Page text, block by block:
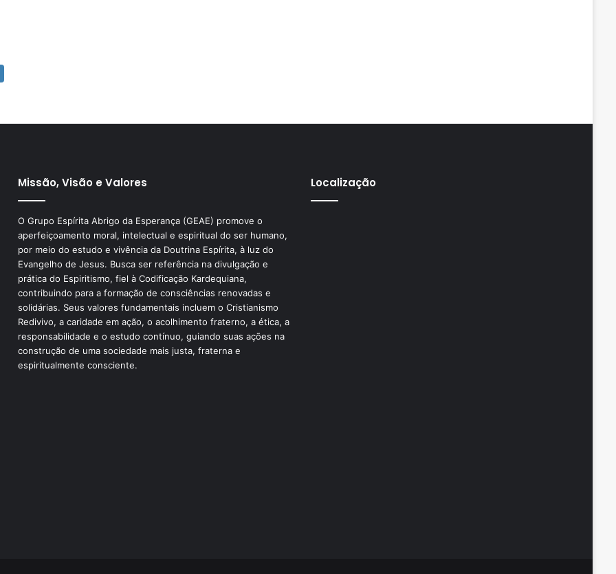
Missão, Visão e Valores
O Grupo Espírita Abrigo da Esperança (GEAE) promove o
aperfeiçoamento moral, intelectual e espiritual do ser humano,
por meio do estudo e vivência da Doutrina Espírita, à luz do
Evangelho de Jesus. Busca ser referência na divulgação e
prática do Espiritismo, fiel à Codificação Kardequiana,
contribuindo para a formação de consciências renovadas e
solidárias. Seus valores fundamentais incluem o Cristianismo
Redivivo, a caridade em ação, o acolhimento fraterno, a ética, a
responsabilidade e o estudo contínuo, guiando suas ações na
construção de uma sociedade mais justa, fraterna e
espiritualmente consciente.
Localização